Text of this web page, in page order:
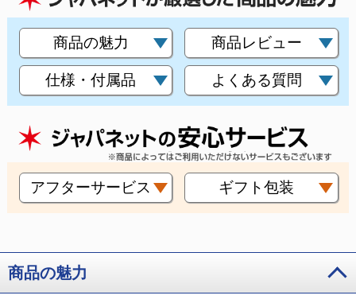
商品の魅力 商品レビュー
仕様・付属品 よくある質問
アフターサービス ギフト包装
商品の魅力